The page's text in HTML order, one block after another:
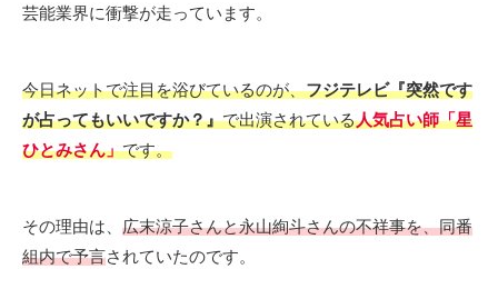
芸能業界に衝撃が走っています。
今日ネットで注目を浴びているのが、フジテレビ『突然です
が占ってもいいですか？』で出演されている人気占い師「星
ひとみさん」です。
その理由は、 広末涼子さんと永山絢斗さんの不祥事を、同番
組内で予言されていたのです。